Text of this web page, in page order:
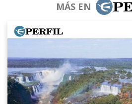
MÁS EN